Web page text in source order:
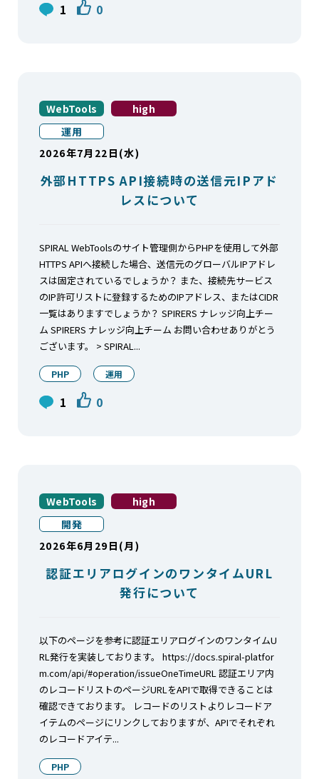
1 0
WebTools
high
運用
2026年7月22日(水)
外部HTTPS API接続時の送信元IPアド
レスについて
SPIRAL WebToolsのサイト管理側からPHPを使用して外部
HTTPS APIへ接続した場合、送信元のグローバルIPアドレ
スは固定されているでしょうか？ また、接続先サービス
のIP許可リストに登録するためのIPアドレス、またはCIDR
一覧はありますでしょうか？ SPIRERS ナレッジ向上チー
ム SPIRERS ナレッジ向上チーム お問い合わせありがとう
ございます。 > SPIRAL...
PHP 運用
1 0
WebTools
high
開発
2026年6月29日(月)
認証エリアログインのワンタイムURL
発行について
以下のページを参考に認証エリアログインのワンタイムU
RL発行を実装しております。 https://docs.spiral-platfor
m.com/api/#operation/issueOneTimeURL 認証エリア内
のレコードリストのページURLをAPIで取得できることは
確認できております。 レコードのリストよりレコードア
イテムのページにリンクしておりますが、APIでそれぞれ
のレコードアイテ...
PHP